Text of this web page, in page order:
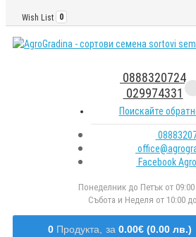
Wish List 0
0888320724
029974331
Поискайте
Facebook
Понеделник до Петък от
Събота и Неделя от 10:00
0 Продукта, за 0.00€ (0.00 лв.)